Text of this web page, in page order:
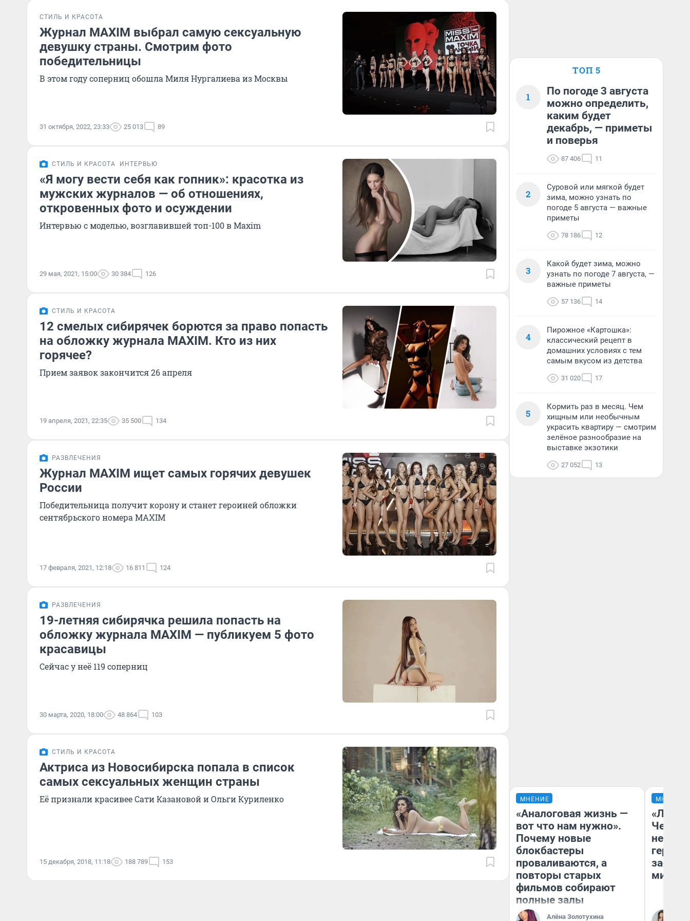
СТИЛЬ И КРАСОТА
Журнал MAXIM выбрал самую сексуальную
девушку страны. Смотрим фото
победительницы
В этом году соперниц обошла Миля Нургалиева из Москвы
31 октября, 2022, 23:33 25 013 89
СТИЛЬ И КРАСОТА ИНТЕРВЬЮ
«Я могу вести себя как гопник»: красотка из
мужских журналов — об отношениях,
откровенных фото и осуждении
Интервью с моделью, возглавившей топ-100 в Maxim
29 мая, 2021, 15:00 30 384 126
СТИЛЬ И КРАСОТА
12 смелых сибирячек борются за право попасть
на обложку журнала MAXIM. Кто из них
горячее?
Прием заявок закончится 26 апреля
19 апреля, 2021, 22:35 35 500 134
РАЗВЛЕЧЕНИЯ
Журнал MAXIM ищет самых горячих девушек
России
Победительница получит корону и станет героиней обложки
сентябрьского номера MAXIM
17 февраля, 2021, 12:18 16 811 124
РАЗВЛЕЧЕНИЯ
19-летняя сибирячка решила попасть на
обложку журнала MAXIM — публикуем 5 фото
красавицы
Сейчас у неё 119 соперниц
30 марта, 2020, 18:00 48 864 103
СТИЛЬ И КРАСОТА
Актриса из Новосибирска попала в список
самых сексуальных женщин страны
Её признали красивее Сати Казановой и Ольги Куриленко
15 декабря, 2018, 11:18 188 789 153
ТОП 5
1
По погоде 3 августа
можно определить,
каким будет
декабрь, — приметы
и поверья
87 406 11
2
Суровой или мягкой будет
зима, можно узнать по
погоде 5 августа — важные
приметы
78 186 12
3
Какой будет зима, можно
узнать по погоде 7 августа, —
важные приметы
57 136 14
4
Пирожное «Картошка»:
классический рецепт в
домашних условиях с тем
самым вкусом из детства
31 020 17
5
Кормить раз в месяц. Чем
хищным или необычным
украсить квартиру — смотрим
зелёное разнообразие на
выставке экзотики
27 052 13
МНЕНИЕ
«Аналоговая жизнь —
вот что нам нужно».
Почему новые
блокбастеры
проваливаются, а
повторы старых
фильмов собирают
полные залы
Алёна Золотухина
МНЕНИЕ
«Люди
Чем
герои